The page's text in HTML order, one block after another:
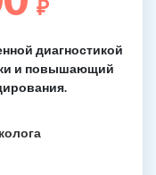
₽
диагностикой
и повышающий